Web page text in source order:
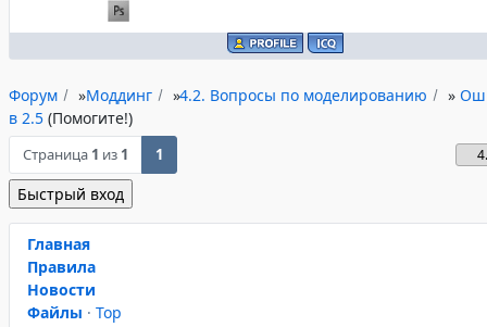
Форум »Моддинг »4.2. Вопросы по моделированию »
в 2.5 (Помогите!)
Страница 1 из 1 1
Главная
Правила
Новости
Файлы · Top